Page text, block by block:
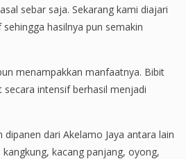
sebar saja. Sekarang kami diajari
hasilnya pun semakin
menampakkan manfaatnya. Bibit
intensif berhasil menjadi
dari Akelamo Jaya antara lain
kacang panjang, oyong,